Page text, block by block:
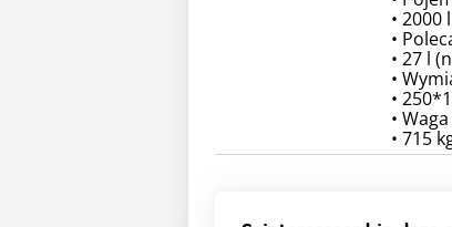
• 2000 l
•
• 27 l
•
•
•
• 715